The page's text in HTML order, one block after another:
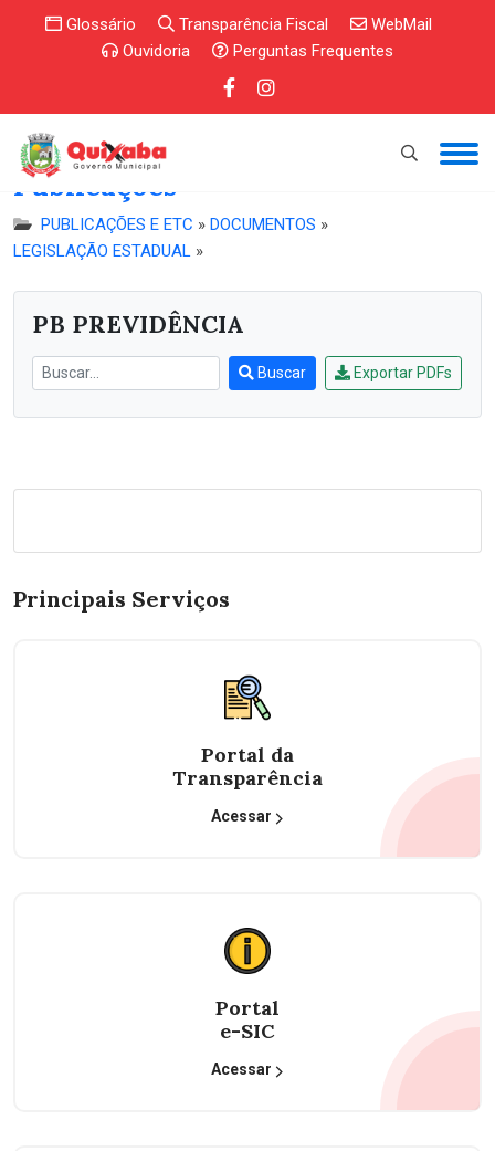
Glossário Transparência Fiscal
WebMail
Ouvidoria
Perguntas Frequentes
Publicações
PUBLICAÇÕES E ETC » DOCUMENTOS »
LEGISLAÇÃO ESTADUAL »
PB PREVIDÊNCIA
Buscar Exportar PDFs
Principais Serviços
Portal da
Transparência
Acessar
Portal
e-SIC
Acessar